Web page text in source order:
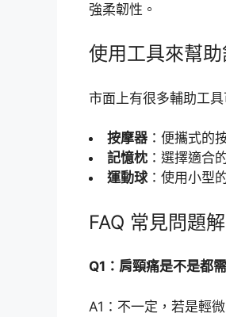
強柔韌性。
使用工具來幫
市面上有很多輔助工
按摩器 ：便攜式的
記憶枕 ：選擇適合
運動球：使用小型
FAQ 常見問題
Q1：肩頸痛是不是都
A1：不一定，若是輕